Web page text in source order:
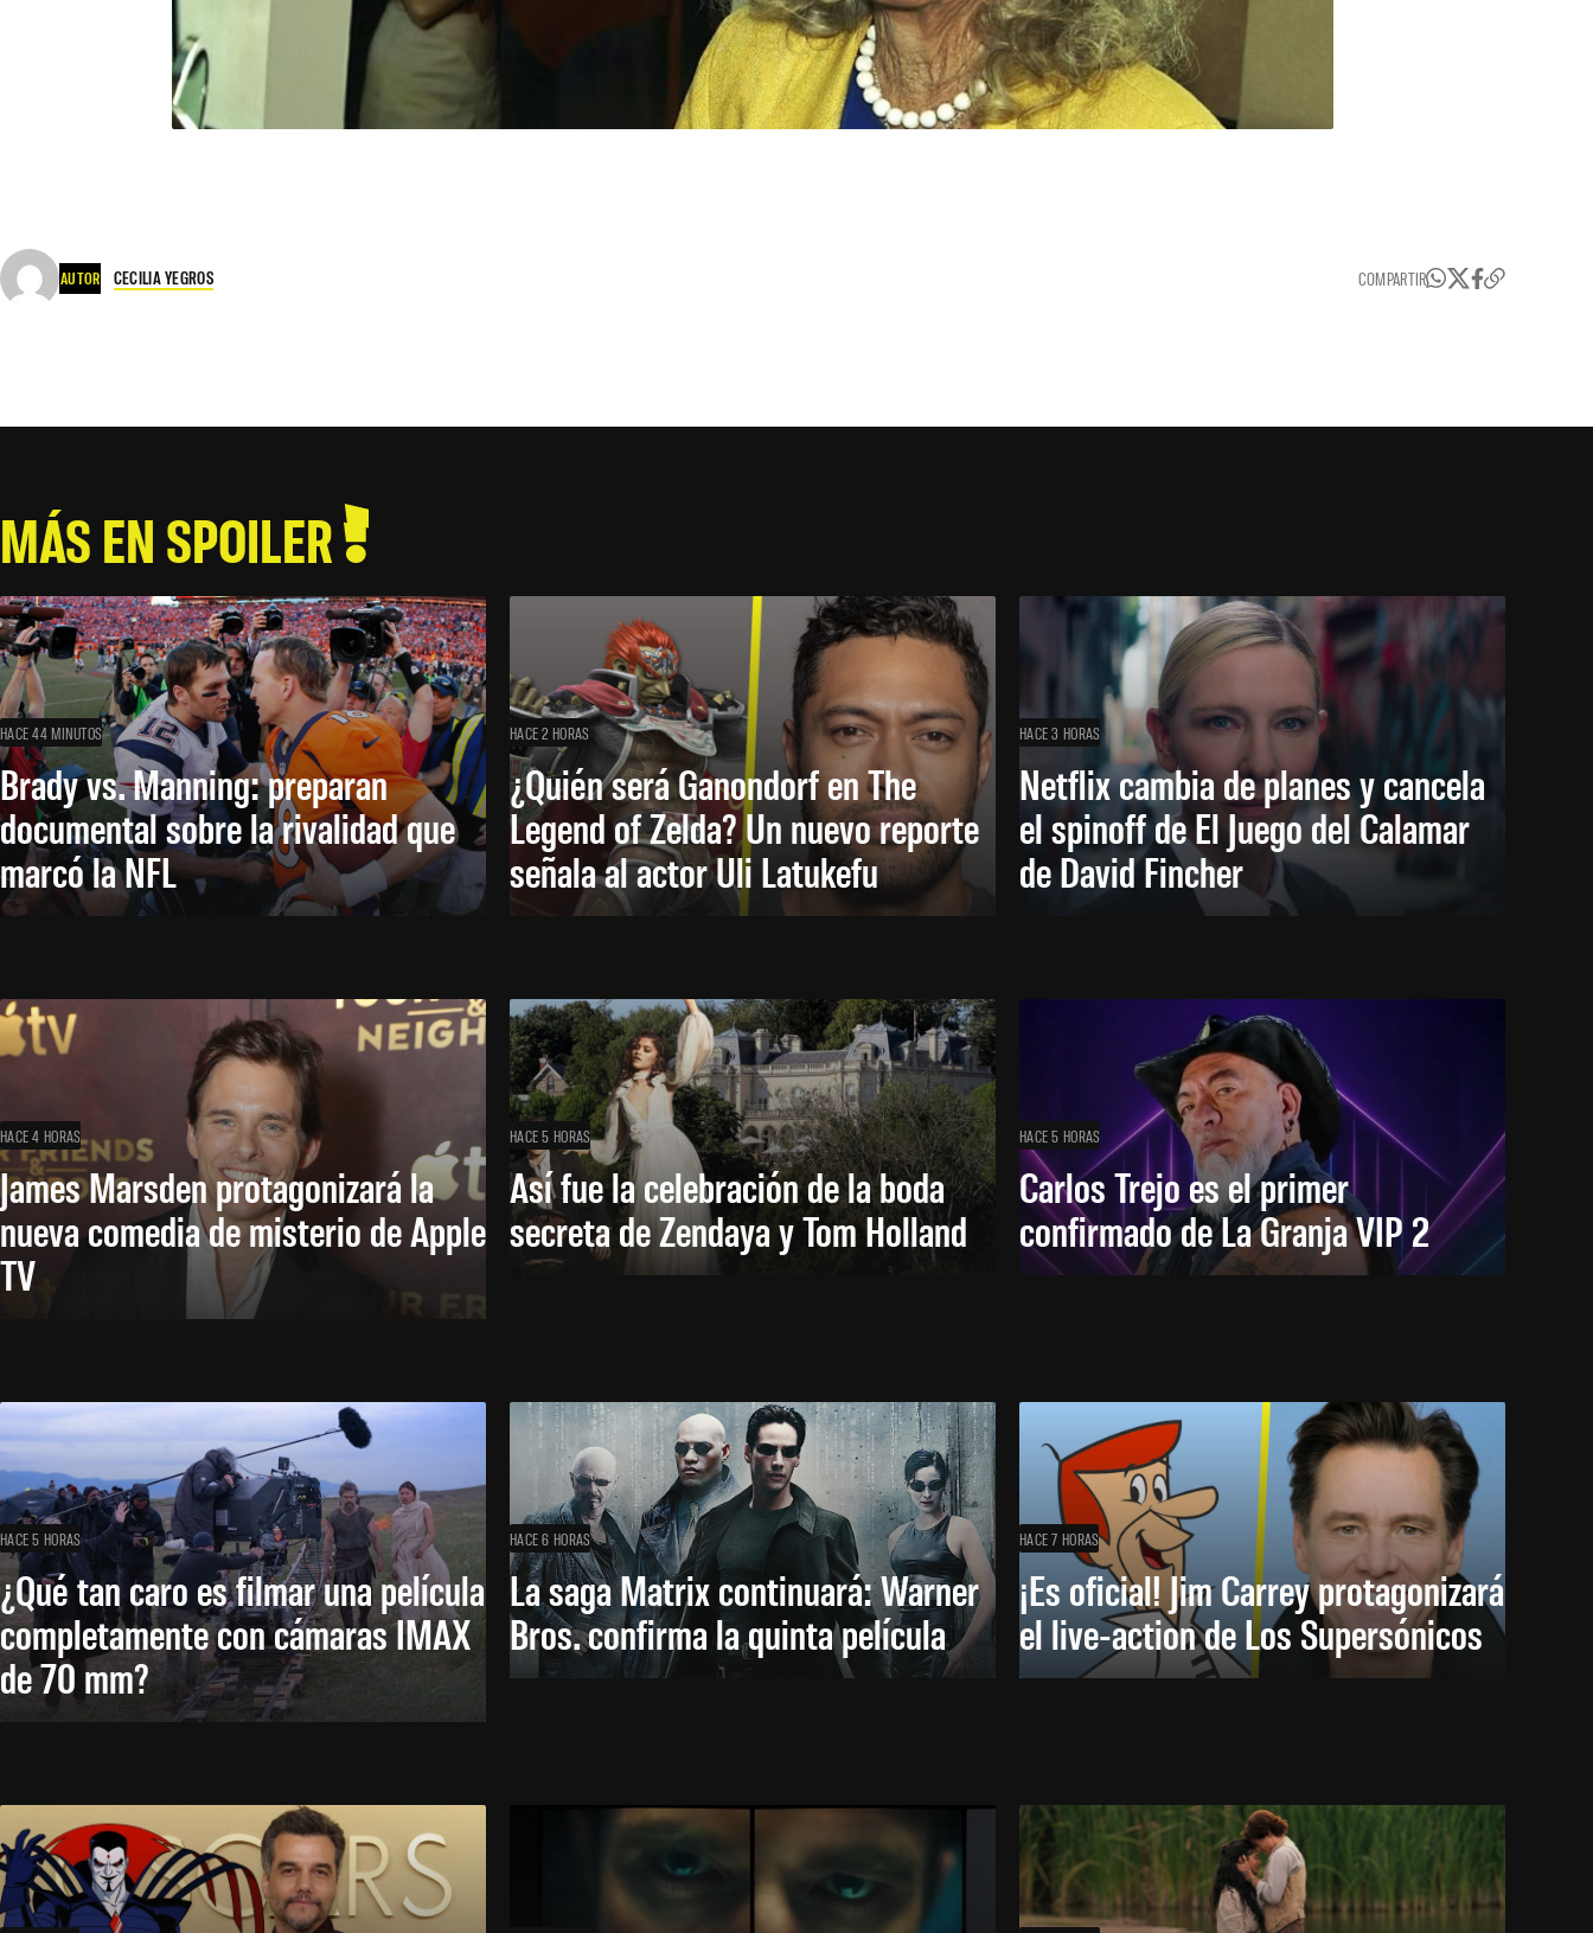
AUTOR CECILIA YEGROS COMPARTIR
MÁS EN SPOILER
HACE 44 MINUTOS
Brady vs. Manning: preparan
documental sobre la rivalidad que
marcó la NFL
HACE 2 HORAS
¿Quién será Ganondorf en The
Legend of Zelda? Un nuevo reporte
señala al actor Uli Latukefu
HACE 3 HORAS
Netflix cambia de planes y cancela
el spinoff de El Juego del Calamar
de David Fincher
HACE 4 HORAS
James Marsden protagonizará la
nueva comedia de misterio de Apple
TV
HACE 5 HORAS
Así fue la celebración de la boda
secreta de Zendaya y Tom Holland
HACE 5 HORAS
Carlos Trejo es el primer
confirmado de La Granja VIP 2
HACE 5 HORAS
¿Qué tan caro es filmar una película
completamente con cámaras IMAX
de 70 mm?
HACE 6 HORAS
La saga Matrix continuará: Warner
Bros. confirma la quinta película
HACE 7 HORAS
¡Es oficial! Jim Carrey protagonizará
el live-action de Los Supersónicos